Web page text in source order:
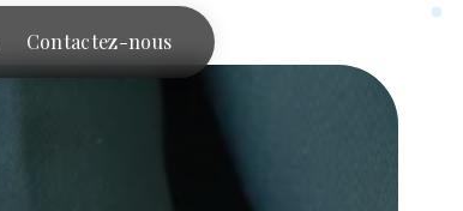
Contactez-nous